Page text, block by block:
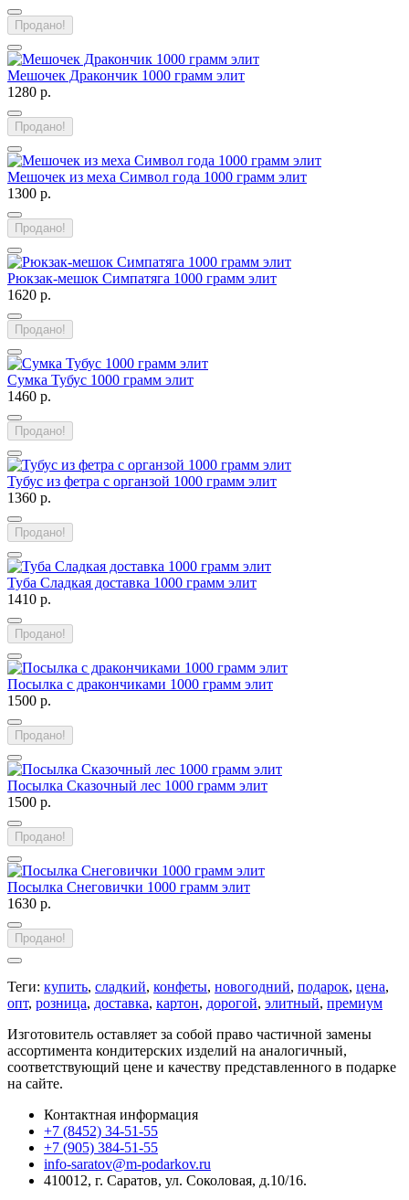
Продано!
Мешочек Дракончик 1000 грамм элит
1280 р.
Продано!
Мешочек из меха Символ года 1000 грамм элит
1300 р.
Продано!
Рюкзак-мешок Симпатяга 1000 грамм элит
1620 р.
Продано!
Сумка Тубус 1000 грамм элит
1460 р.
Продано!
Тубус из фетра с органзой 1000 грамм элит
1360 р.
Продано!
Туба Сладкая доставка 1000 грамм элит
1410 р.
Продано!
Посылка с дракончиками 1000 грамм элит
1500 р.
Продано!
Посылка Сказочный лес 1000 грамм элит
1500 р.
Продано!
Посылка Снеговички 1000 грамм элит
1630 р.
Продано!
Теги: купить, сладкий, конфеты, новогодний, подарок, цена,
опт, розница, доставка, картон, дорогой, элитный, премиум
Изготовитель оставляет за собой право частичной замены
ассортимента кондитерских изделий на аналогичный,
соответствующий цене и качеству представленного в подарке
на сайте.
Контактная информация
+7 (8452) 34-51-55
+7 (905) 384-51-55
info-saratov@m-podarkov.ru
410012, г. Саратов, ул. Соколовая, д.10/16.